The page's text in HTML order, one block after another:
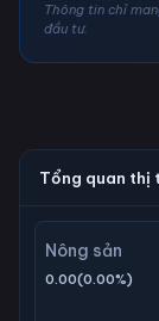
Thông tin chỉ
đầu tư.
Tổng quan thị
Nông sản
0.00(0.00%)